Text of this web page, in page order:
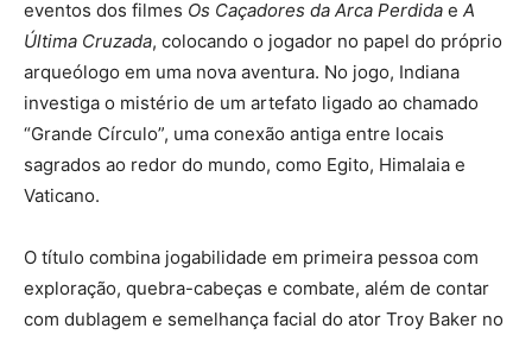
eventos dos filmes Os Caçadores da Arca Perdida e A
Última Cruzada, colocando o jogador no papel do próprio
arqueólogo em uma nova aventura. No jogo, Indiana
investiga o mistério de um artefato ligado ao chamado
“Grande Círculo”, uma conexão antiga entre locais
sagrados ao redor do mundo, como Egito, Himalaia e
Vaticano.
O título combina jogabilidade em primeira pessoa com
exploração, quebra-cabeças e combate, além de contar
com dublagem e semelhança facial do ator Troy Baker no